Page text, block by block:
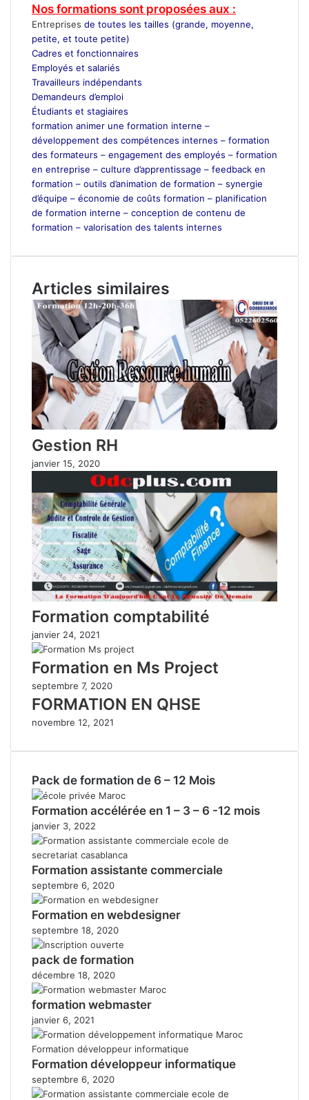
Nos formations sont proposées aux :
Entreprises de toutes les tailles (grande, moyenne,
petite, et toute petite)
Cadres et fonctionnaires
Employés et salariés
Travailleurs indépendants
Demandeurs d’emploi
Étudiants et stagiaires
formation animer une formation interne –
développement des compétences internes – formation
des formateurs – engagement des employés – formation
en entreprise – culture d’apprentissage – feedback en
formation – outils d’animation de formation – synergie
d’équipe – économie de coûts formation – planification
de formation interne – conception de contenu de
formation – valorisation des talents internes
Articles similaires
Gestion RH
janvier 15, 2020
Formation comptabilité
janvier 24, 2021
Formation en Ms Project
septembre 7, 2020
FORMATION EN QHSE
novembre 12, 2021
Pack de formation de 6 – 12 Mois
Formation accélérée en 1 – 3 – 6 -12 mois
janvier 3, 2022
Formation assistante commerciale
septembre 6, 2020
Formation en webdesigner
septembre 18, 2020
pack de formation
décembre 18, 2020
formation webmaster
janvier 6, 2021
Formation développeur informatique
septembre 6, 2020